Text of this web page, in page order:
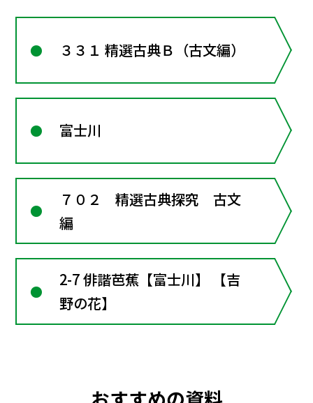
３３１ 精選古典Ｂ（古文編）
富士川
７０２ 精選古典探究 古文
編
2-7 俳諧芭蕉【富士川】 【吉
野の花】